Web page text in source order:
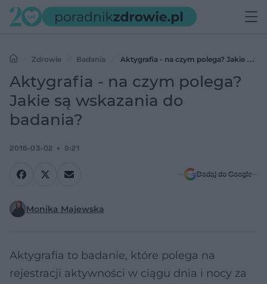
Zdrowie Badania
Aktygrafia - na czym polega? Jakie są
wskazania do badania?
Aktygrafia - na czym polega?
Jakie są wskazania do
badania?
2016-03-02 9:21
Dodaj do Google
Monika Majewska
Aktygrafia to badanie, które polega na
rejestracji aktywności w ciągu dnia i nocy za